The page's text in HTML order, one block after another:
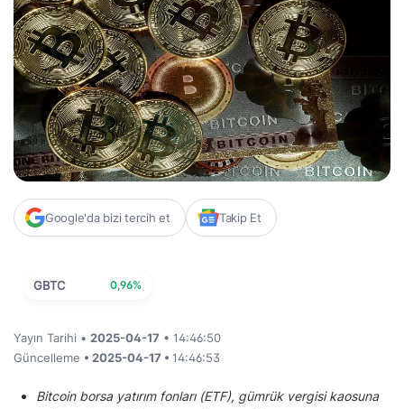
Google'da bizi tercih et Takip Et
GBTC 0,96%
Yayın Tarihi • 2025-04-17 • 14:46:50
Güncelleme • 2025-04-17 • 14:46:53
Bitcoin borsa yatırım fonları (ETF), gümrük vergisi kaosuna